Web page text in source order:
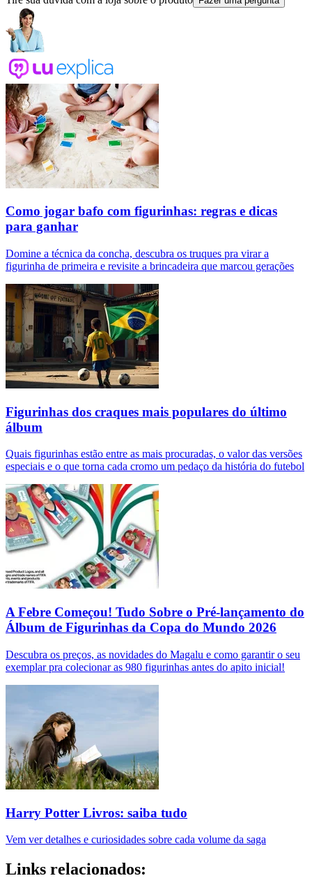
Como jogar bafo com figurinhas: regras e dicas
para ganhar
Domine a técnica da concha, descubra os truques pra virar a
figurinha de primeira e revisite a brincadeira que marcou gerações
Figurinhas dos craques mais populares do último
álbum
Quais figurinhas estão entre as mais procuradas, o valor das versões
especiais e o que torna cada cromo um pedaço da história do futebol
A Febre Começou! Tudo Sobre o Pré-lançamento do
Álbum de Figurinhas da Copa do Mundo 2026
Descubra os preços, as novidades do Magalu e como garantir o seu
exemplar pra colecionar as 980 figurinhas antes do apito inicial!
Harry Potter Livros: saiba tudo
Vem ver detalhes e curiosidades sobre cada volume da saga
Links relacionados: